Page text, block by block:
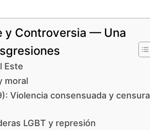
y Controversia — Una
Este
moral
Violencia consensuada y censura
LGBT y represión